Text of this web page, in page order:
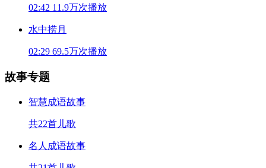
02:42 11.9万次播放
水中捞月
02:29 69.5万次播放
故事专题
智慧成语故事
共22首儿歌
名人成语故事